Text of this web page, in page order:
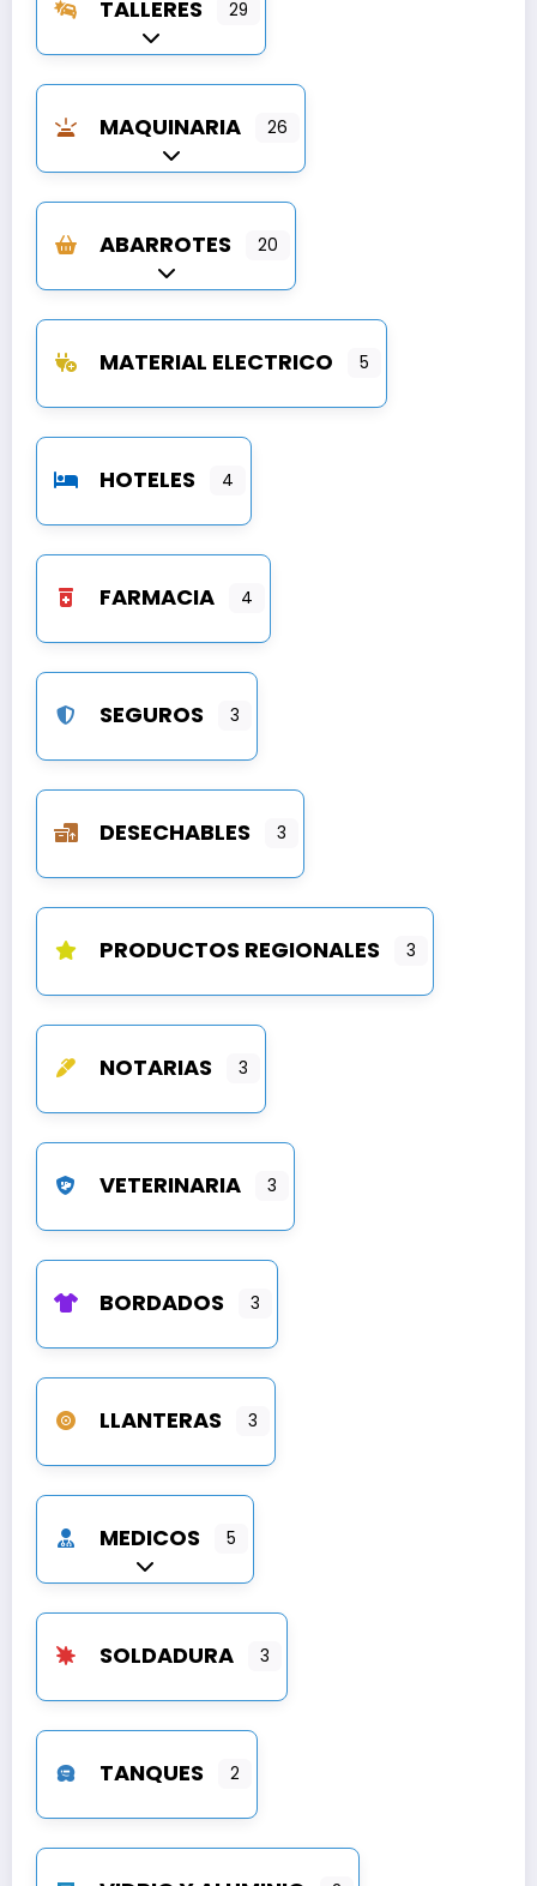
TALLERES 29
Expandir sub-categorías
MAQUINARIA 26
Expandir sub-categorías
ABARROTES 20
Expandir sub-categorías
MATERIAL ELECTRICO 5
HOTELES 4
FARMACIA 4
SEGUROS 3
DESECHABLES 3
PRODUCTOS REGIONALES 3
NOTARIAS 3
VETERINARIA 3
BORDADOS 3
LLANTERAS 3
MEDICOS 5
Expandir sub-categorías
SOLDADURA 3
TANQUES 2